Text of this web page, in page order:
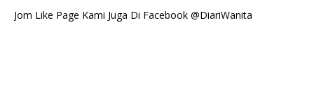
Jom Like Page Kami Juga Di Facebook @DiariWanita